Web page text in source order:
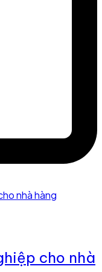
cho nhà